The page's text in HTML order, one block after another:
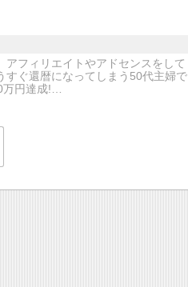
アフィリエイトやアドセンスをして
すぐ還暦になってしまう50代主婦で
円達成!…